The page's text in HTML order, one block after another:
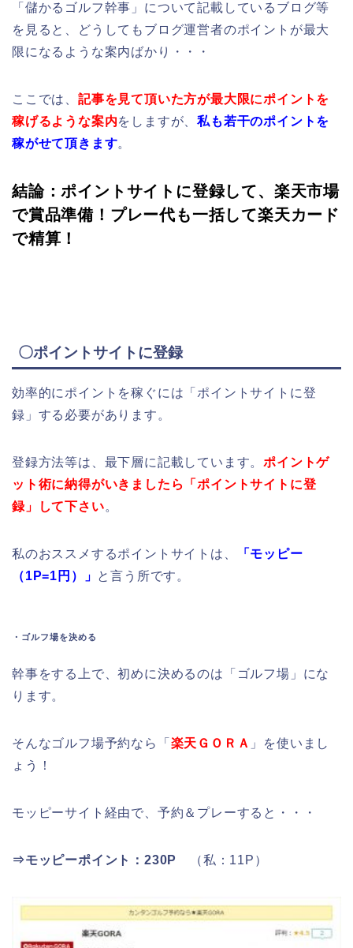
「儲かるゴルフ幹事」について記載しているブログ等
を見ると、どうしてもブログ運営者のポイントが最大
限になるような案内ばかり・・・
ここでは、 記事を見て頂いた方が最大限にポイントを
稼げるような案内をしますが、私も若干のポイントを
稼がせて頂きます。
結論：ポイントサイトに登録して、楽天市場
で賞品準備！プレー代も一括して楽天カード
で精算！
〇ポイントサイトに登録
効率的にポイントを稼ぐには「ポイントサイトに登
録」する必要があります。
登録方法等は、最下層に記載しています。ポイントゲ
ット術に納得がいきましたら「ポイントサイトに登
録」して下さい。
私のおススメするポイントサイトは、
「モッピー
（1P=1円）」 と言う所です。
・ゴルフ場を決める
幹事をする上で、初めに決めるのは「ゴルフ場」にな
ります。
そんなゴルフ場予約なら「 楽天ＧＯＲＡ 」を使いまし
ょう！
モッピーサイト経由で、予約＆プレーすると・・・
⇒モッピーポイント：230P （私：11P）